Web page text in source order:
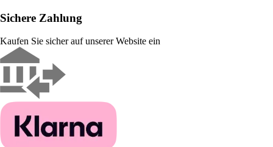
Sichere Zahlung
Kaufen Sie sicher auf unserer Website ein